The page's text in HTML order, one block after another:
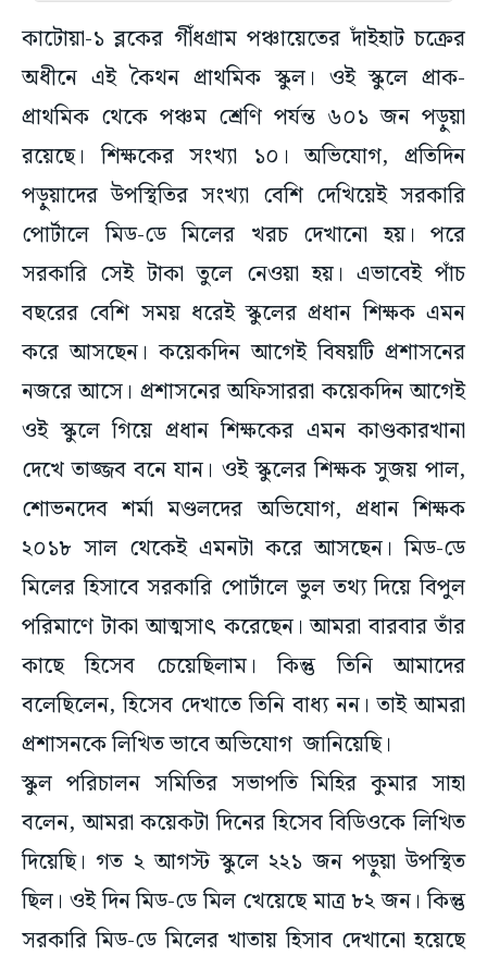
কাটোয়া-১ ব্লকের গীঁধগ্রাম পঞ্চায়েতের দাঁইহাট চক্রের
অধীনে এই কৈথন প্রাথমিক স্কুল। ওই স্কুলে প্রাক-
প্রাথমিক থেকে পঞ্চম শ্রেণি পর্যন্ত ৬০১ জন পড়ুয়া
রয়েছে। শিক্ষকের সংখ্যা ১০। অভিযোগ, প্রতিদিন
পড়ুয়াদের উপস্থিতির সংখ্যা বেশি দেখিয়েই সরকারি
পোর্টালে মিড-ডে মিলের খরচ দেখানো হয়। পরে
সরকারি সেই টাকা তুলে নেওয়া হয়। এভাবেই পাঁচ
বছরের বেশি সময় ধরেই স্কুলের প্রধান শিক্ষক এমন
করে আসছেন। কয়েকদিন আগেই বিষয়টি প্রশাসনের
নজরে আসে। প্রশাসনের অফিসাররা কয়েকদিন আগেই
ওই স্কুলে গিয়ে প্রধান শিক্ষকের এমন কাণ্ডকারখানা
দেখে তাজ্জব বনে যান। ওই স্কুলের শিক্ষক সুজয় পাল,
শোভনদেব শর্মা মণ্ডলদের অভিযোগ, প্রধান শিক্ষক
২০১৮ সাল থেকেই এমনটা করে আসছেন। মিড-ডে
মিলের হিসাবে সরকারি পোর্টালে ভুল তথ্য দিয়ে বিপুল
পরিমাণে টাকা আত্মসাৎ করেছেন। আমরা বারবার তাঁর
কাছে হিসেব চেয়েছিলাম। কিন্তু তিনি আমাদের
বলেছিলেন, হিসেব দেখাতে তিনি বাধ্য নন। তাই আমরা
প্রশাসনকে লিখিত ভাবে অভিযোগ জানিয়েছি।
স্কুল পরিচালন সমিতির সভাপতি মিহির কুমার সাহা
বলেন, আমরা কয়েকটা দিনের হিসেব বিডিওকে লিখিত
দিয়েছি। গত ২ আগস্ট স্কুলে ২২১ জন পড়ুয়া উপস্থিত
ছিল। ওই দিন মিড-ডে মিল খেয়েছে মাত্র ৮২ জন। কিন্তু
সরকারি মিড-ডে মিলের খাতায় হিসাব দেখানো হয়েছে